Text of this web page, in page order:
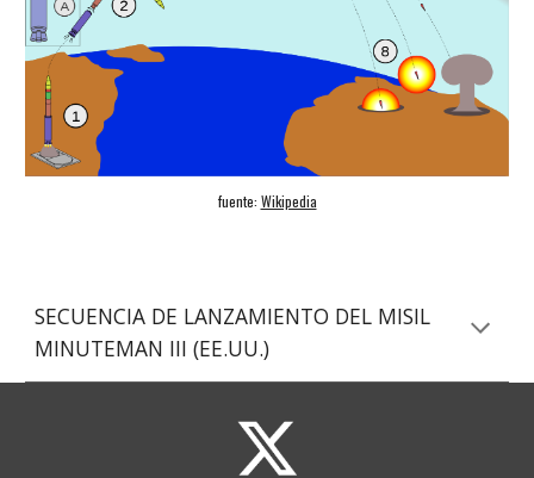
fuente: Wikipedia
SECUENCIA DE LANZAMIENTO DEL MISIL
MINUTEMAN III (EE.UU.)